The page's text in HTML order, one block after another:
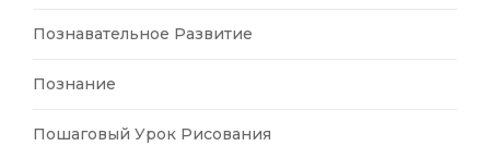
Познавательное Развитие
Познание
Пошаговый Урок Рисования